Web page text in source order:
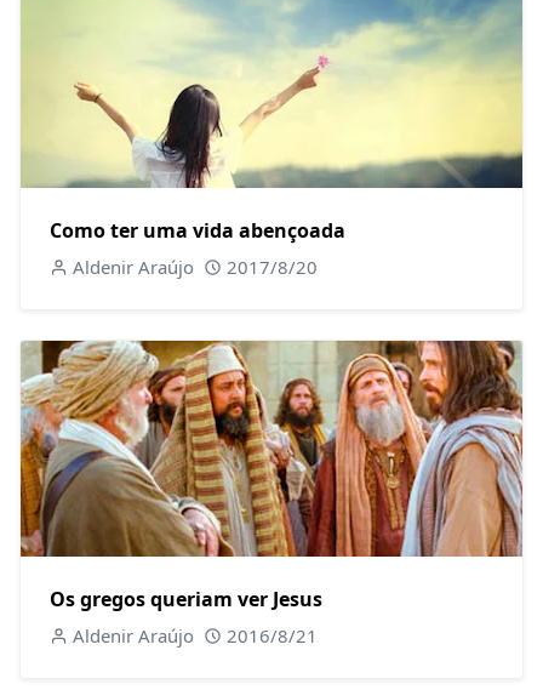
Como ter uma vida abençoada
Aldenir Araújo 2017/8/20
Os gregos queriam ver Jesus
Aldenir Araújo 2016/8/21